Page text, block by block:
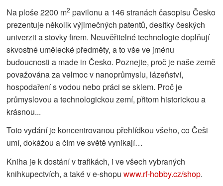
Na ploše 2200 m2 pavilonu a 146 stranách časopisu Česko
prezentuje několik výjimečných patentů, desítky českých
univerzit a stovky firem. Neuvěřitelné technologie doplňují
skvostné umělecké předměty, a to vše ve jménu
budoucnosti a made in Česko. Poznejte, proč je naše země
považována za velmoc v nanoprůmyslu, lázeňství,
hospodaření s vodou nebo práci se sklem. Proč je
průmyslovou a technologickou zemí, přitom historickou a
krásnou...
Toto vydání je koncentrovanou přehlídkou všeho, co Češi
umí, dokážou a čím ve světě vynikají…
Kniha je k dostání v trafikách, i ve všech vybraných
knihkupectvích, a také v e-shopu www.rf-hobby.cz/shop.